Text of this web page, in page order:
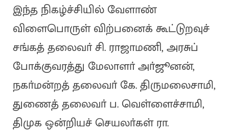
இந்த நிகழ்ச்சியில் வேளாண்
விளைபொருள் விற்பனைக் கூட்டுறவுச்
சங்கத் தலைவா் சி. ராஜாமணி, அரசுப்
போக்குவரத்து மேலாளா் அா்ஜூனன்,
நகா்மன்றத் தலைவா் கே. திருமலைசாமி,
துணைத் தலைவா் ப. வெள்ளைச்சாமி,
திமுக ஒன்றியச் செயலா்கள் ரா.